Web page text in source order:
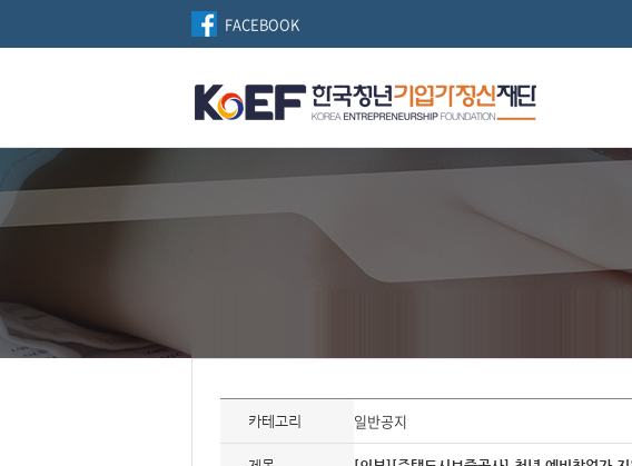
FACEBOOK
자
카테고리 일반공지